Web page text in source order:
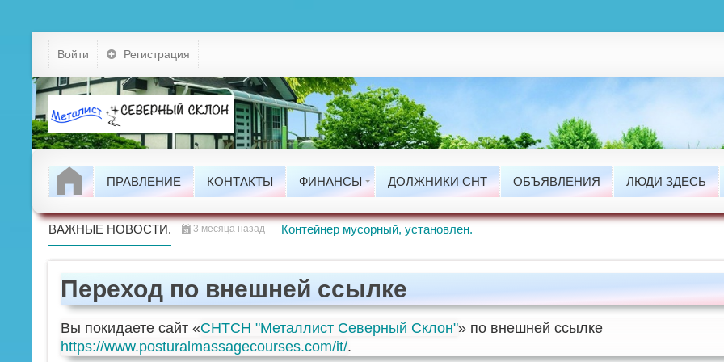
Войти Регистрация
ПРАВЛЕНИЕ КОНТАКТЫ ФИНАНСЫ
Тарифы
Документы
Задолжности
Проводимые Работы.ДОЛЖНИКИ СНТ ОБЪЯВЛЕНИЯ ЛЮДИ ЗДЕСЬ
ВАЖНЫЕ НОВОСТИ. 3 месяца назад Контейнер мусорный, установлен.
Переход по внешней ссылке
Вы покидаете сайт «СНТСН "Металлист Северный Склон"» по внешней ссылке
https://www.posturalmassagecourses.com/it/.